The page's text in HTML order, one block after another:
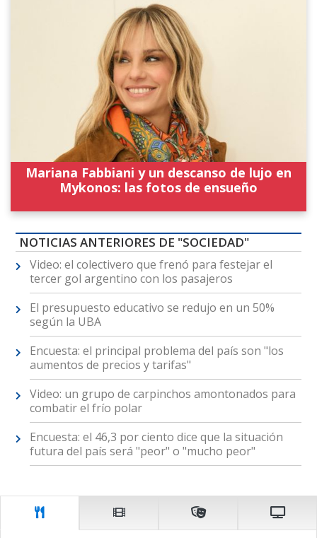
Mariana Fabbiani y un descanso de lujo en
Mykonos: las fotos de ensueño
NOTICIAS ANTERIORES DE "SOCIEDAD"
Video: el colectivero que frenó para festejar el
tercer gol argentino con los pasajeros
El presupuesto educativo se redujo en un 50%
según la UBA
Encuesta: el principal problema del país son "los
aumentos de precios y tarifas"
Video: un grupo de carpinchos amontonados para
combatir el frío polar
Encuesta: el 46,3 por ciento dice que la situación
futura del país será "peor" o "mucho peor"